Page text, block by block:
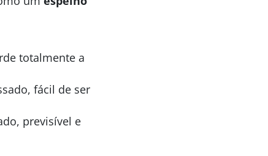
totalmente a
fácil de ser
previsível e